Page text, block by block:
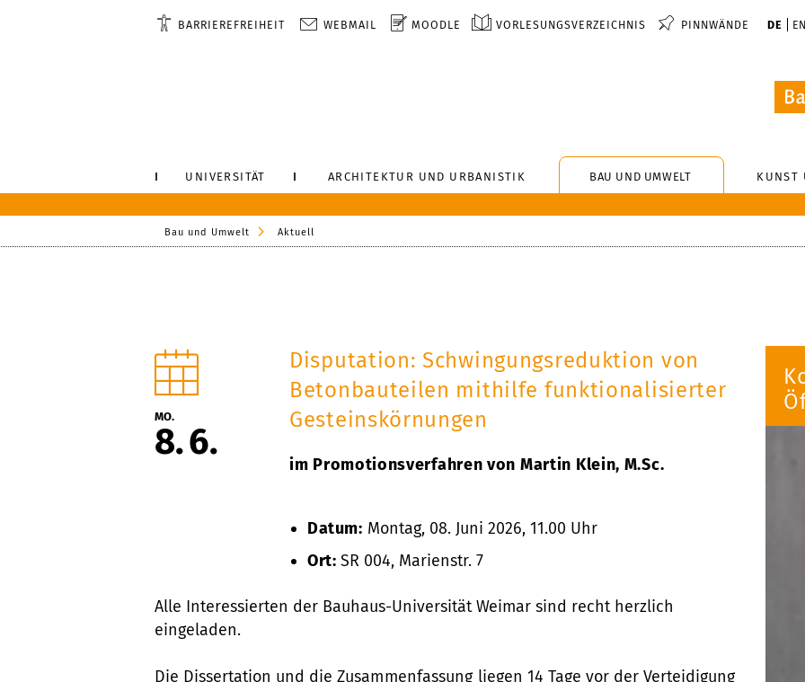
BARRIEREFREIHEIT WEBMAIL MOODLE VORLESUNGSVERZEICHNIS PINNWÄNDE DE EN
UNIVERSITÄT ARCHITEKTUR UND URBANISTIK BAU UND UMWELT KUNST
Bau und Umwelt Aktuell
MO.
8 6
Disputation: Schwingungsreduktion von
Betonbauteilen mithilfe funktionalisierter
Gesteinskörnungen
im Promotionsverfahren von Martin Klein, M.Sc.
Datum: Montag, 08. Juni 2026, 11.00 Uhr
Ort: SR 004, Marienstr. 7
Alle Interessierten der Bauhaus-Universität Weimar sind recht herzlich
eingeladen.
Die Dissertation und die Zusammenfassungliegen 14 Tage vor der Verteidigung